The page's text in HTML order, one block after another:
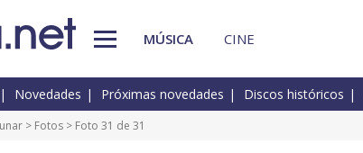
MÚSICA CINE
Novedades Próximas novedades Discos históricos
> Fotos > Foto 31 de 31